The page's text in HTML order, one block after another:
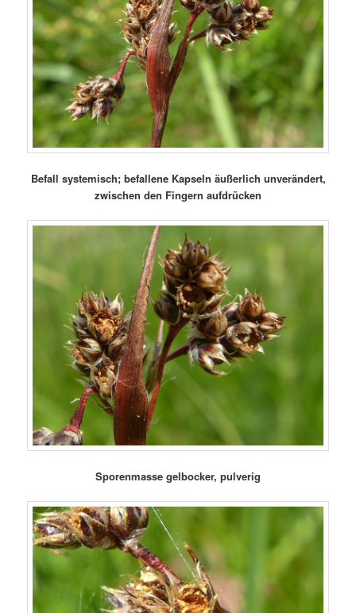
Befall systemisch; befallene Kapseln äußerlich unverändert,
zwischen den Fingern aufdrücken
Sporenmasse gelbocker, pulverig